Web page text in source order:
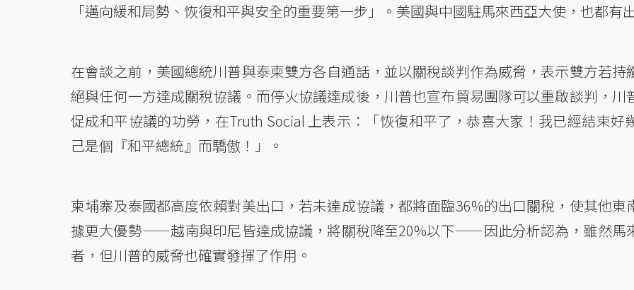
「邁向緩和局勢、恢復和平與安全的重要第一步」。美國與中國駐馬來西亞大使，也都有
在會談之前，美國總統川普與泰柬雙方各自通話，並以關稅談判作為威脅，表示雙方若持
絕與任何一方達成關稅協議。而停火協議達成後，川普也宣布貿易團隊可以重啟談判，川
促成和平協議的功勞，在Truth Social 上表示：「恢復和平了，恭喜大家！我已經結束好
己是個『和平總統』而驕傲！」。
柬埔寨及泰國都高度依賴對美出口，若未達成協議，都將面臨36%的出口關稅，使其他東
據更大優勢——越南與印尼皆達成協議，將關稅降至20%以下——因此分析認為，雖然馬
者，但川普的威脅也確實發揮了作用。